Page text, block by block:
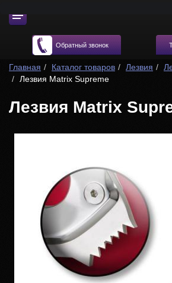
Обратный звонок
Главная Каталог товаров Лезвия
Лезвия Matrix Supreme
Лезвия Matrix